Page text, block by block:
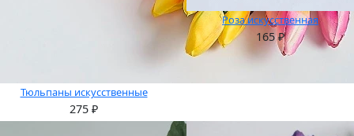
Тюльпаны искусственные
275 ₽
Роза искусственная
165₽